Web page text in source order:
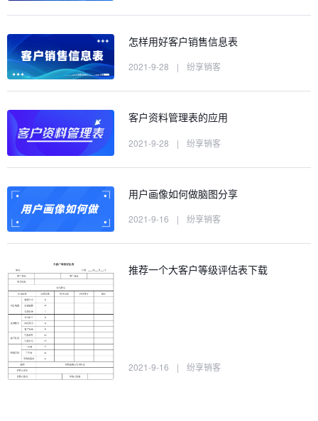
怎样用好客户销售信息表
2021-9-28 | 纷享销客
客户资料管理表的应用
2021-9-28 | 纷享销客
用户画像如何做脑图分享
2021-9-16 | 纷享销客
推荐一个大客户等级评估表下载
2021-9-16 | 纷享销客